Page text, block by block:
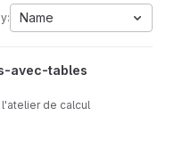
Name
avec-tables
de calcul